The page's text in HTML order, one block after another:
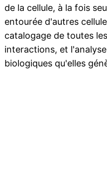
de la cellule, à la fois
entourée d'autres
catalogage de toutes
interactions, et
biologiques qu'elles